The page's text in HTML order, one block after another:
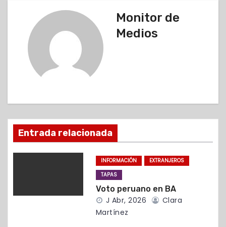
ó
n
e
Monitor de
Medios
Entrada relacionada
INFORMACIÓN
EXTRANJEROS
TAPAS
Voto peruano en BA
J Abr, 2026
Clara
Martínez